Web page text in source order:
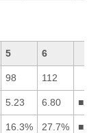
5 6
98 112
5.23 6.80
16.3% 27.7%